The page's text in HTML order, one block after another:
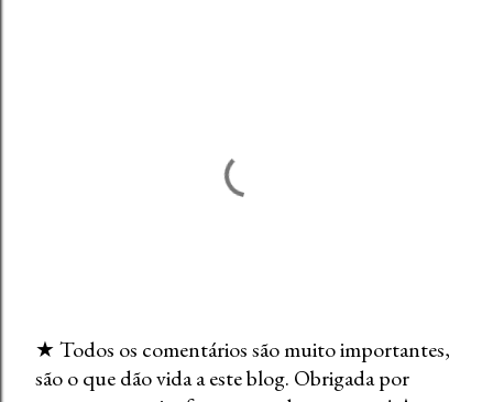
E
★ Todos os comentários são muito importantes,
são o que dão vida a este blog. Obrigada por